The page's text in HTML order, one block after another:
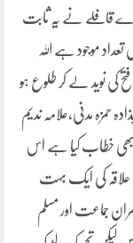
قافلے نے یہ ثابت
موجود ہے اللہ
پی کی فتح کی نوید لے کر طلوع ہو
حمزہ مدنی،علامہ ندیم
بھی خطاب کیا ہے اس
علاقہ کی ایک بہت
جماعت اور مسلم